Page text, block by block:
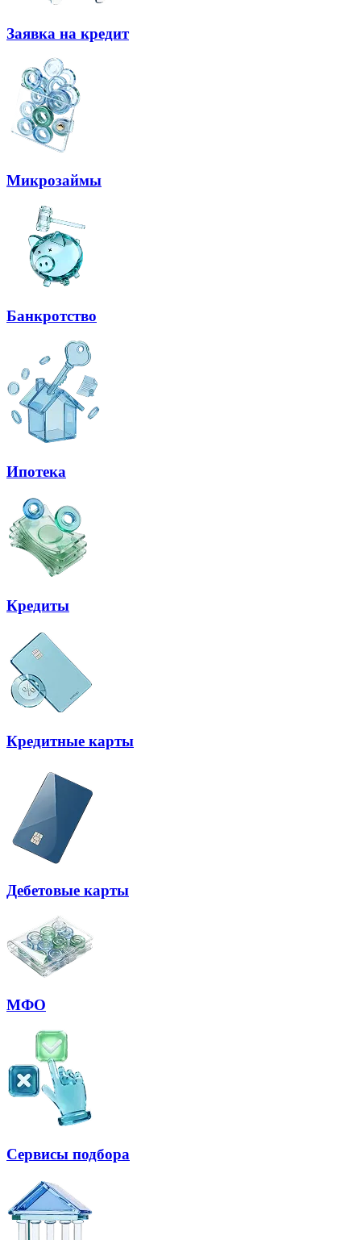
Заявка на кредит
Микрозаймы
Банкротство
Ипотека
Кредиты
Кредитные карты
Дебетовые карты
МФО
Сервисы подбора